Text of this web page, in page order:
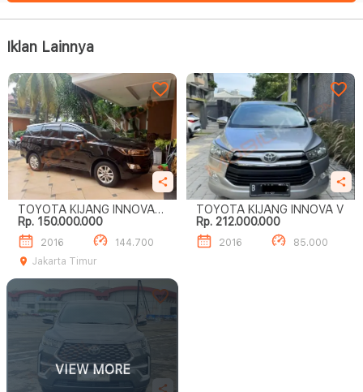
Iklan Lainnya
TOYOTA KIJANG INNOVA
2.0L V A/T
Rp. 150.000.000
2016
144.700
Jakarta Timur
TOYOTA KIJANG INNOVA V
Rp. 212.000.000
2016 85.000
VIEW MORE